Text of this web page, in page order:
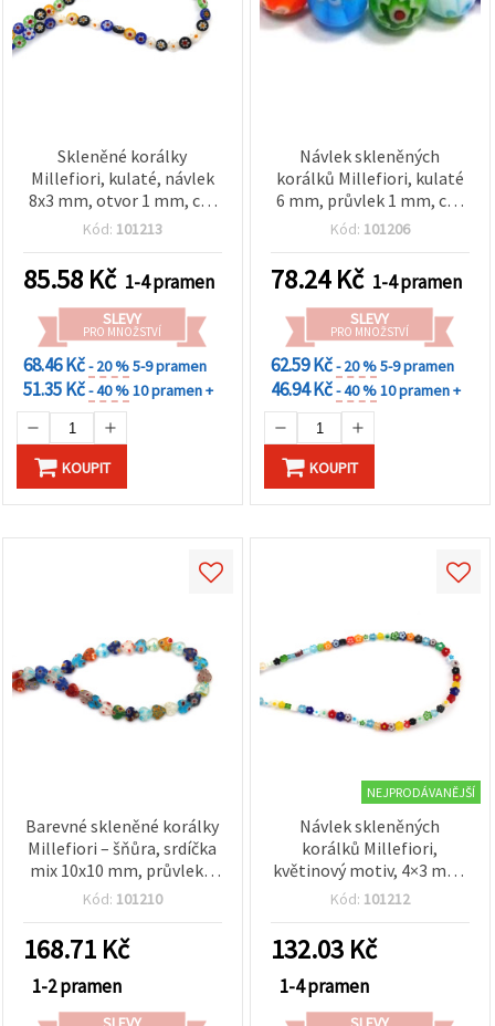
Skleněné korálky
Millefiori, kulaté, návlek
8x3 mm, otvor 1 mm, cca
48 ks
Kód: 101213
85.58 Kč 1-4 pramen
SLEVY
PRO MNOŽSTVÍ
68.46 Kč- 20 %5-9 pramen
51.35 Kč- 40 %10 pramen +
KOUPIT
Návlek skleněných
korálků Millefiori, kulaté
6 mm, průvlek 1 mm, cca
65 ks, mix barev
Kód: 101206
78.24Kč 1-4 pramen
SLEVY
PRO MNOŽSTVÍ
62.59 Kč- 20 %5-9 pramen
46.94 Kč- 40 %10 pramen +
KOUPIT
Barevné skleněné korálky
Millefiori – šňůra, srdíčka
mix 10x10 mm, průvlek 1
mm, cca 38 ks – ideální na
tvoření
Kód: 101210
168.71 Kč
1-2 pramen
NEJPRODÁVANĚJŠÍ
Návlek skleněných
korálků Millefiori,
květinový motiv, 4×3 mm,
průvlek 1 mm, cca 92 ks
Kód: 101212
132.03 Kč
1-4 pramen